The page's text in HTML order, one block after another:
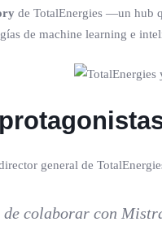
de TotalEnergies —un hub
de machine learning e
general de
de colaborar con